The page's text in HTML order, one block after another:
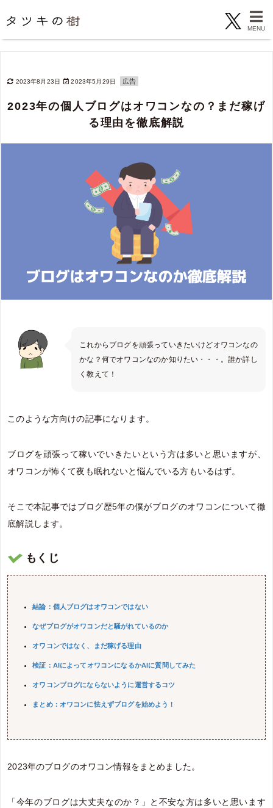
2023年8月23日 2023年5月29日 広告
2023年の個人ブログはオワコンなの？まだ稼げ
る理由を徹底解説
これからブログを頑張っていきたいけどオワコンなの
かな？何でオワコンなのか知りたい・・・。誰か詳し
く教えて！
このような方向けの記事になります。
ブログを頑張って稼いでいきたいという方は多いと思いますが、
オワコンが怖くて夜も眠れないと悩んでいる方もいるはず。
そこで本記事ではブログ歴5年の僕がブログのオワコンについて徹
底解説します。
もくじ
結論：個人ブログはオワコンではない
なぜブログがオワコンだと騒がれているのか
オワコンではなく、まだ稼げる理由
検証：AIによってオワコンになるかAIに質問してみた
オワコンブログにならないように運営するコツ
まとめ：オワコンに怯えずブログを始めよう！
2023年のブログのオワコン情報をまとめました。
「今年のブログは大丈夫なのか？」と不安な方は多いと思います